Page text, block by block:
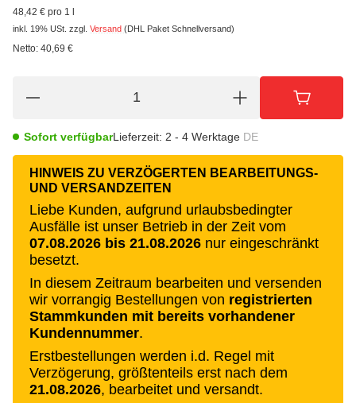
48,42 € pro 1 l
inkl. 19% USt. zzgl. Versand (DHL Paket Schnellversand)
Netto: 40,69 €
Sofort verfügbarLieferzeit: 2 - 4 Werktage DE
HINWEIS ZU VERZÖGERTEN BEARBEITUNGS-
UND VERSANDZEITEN
Liebe Kunden, aufgrund urlaubsbedingter
Ausfälle ist unser Betrieb in der Zeit vom
07.08.2026 bis 21.08.2026 nur eingeschränkt
besetzt.
In diesem Zeitraum bearbeiten und versenden
wir vorrangig Bestellungen von registrierten
Stammkunden mit bereits vorhandener
Kundennummer.
Erstbestellungen werden i.d. Regel mit
Verzögerung, größtenteils erst nach dem
21.08.2026, bearbeitet und versandt.